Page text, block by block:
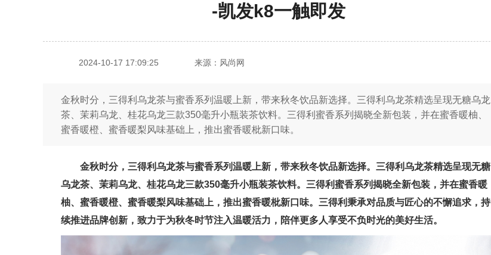
-凯发k8一触即发
2024-10-17 17:09:25 来源：风尚网
金秋时分，三得利乌龙茶与蜜香系列温暖上新，带来秋冬饮品新选择。三得利乌龙茶精选呈现无糖乌龙
茶、茉莉乌龙、桂花乌龙三款350毫升小瓶装茶饮料。三得利蜜香系列揭晓全新包装，并在蜜香暖柚、
蜜香暖橙、蜜香暖梨风味基础上，推出蜜香暖枇新口味。
金秋时分，三得利乌龙茶与蜜香系列温暖上新，带来秋冬饮品新选择。三得利乌龙茶精选呈现无糖
乌龙茶、茉莉乌龙、桂花乌龙三款350毫升小瓶装茶饮料。三得利蜜香系列揭晓全新包装，并在蜜香暖
柚、蜜香暖橙、蜜香暖梨风味基础上，推出蜜香暖枇新口味。三得利秉承对品质与匠心的不懈追求，持
续推进品牌创新，致力于为秋冬时节注入温暖活力，陪伴更多人享受不负时光的美好生活。